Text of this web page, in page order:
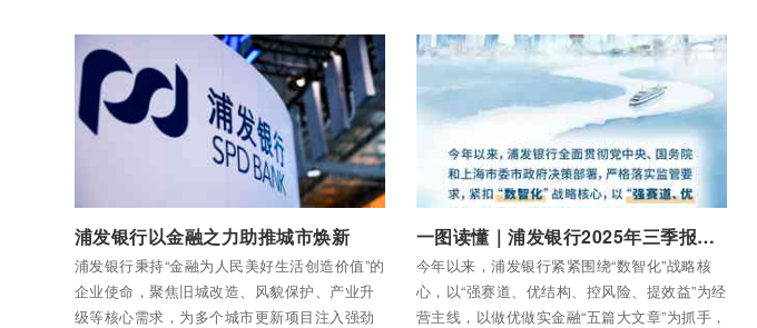
效能、筑牢风控防线，经营发展呈现显著向好
的态势，以一份稳中有进、进中提质的优秀答
卷，彰显了国有金融企业的责任与担当。
以便民、惠民、安民、利民为数字金融发展根
本，让技术创新与人文关怀深度融合，持续以
高质量数字金融服务，切实维护消费者权益、
护航百姓幸福生活，为经济社会高质量发展注
浦发银行以金融之力助推城市焕新
浦发银行秉持“金融为人民美好生活创造价值”的
企业使命，聚焦旧城改造、风貌保护、产业升
级等核心需求，为多个城市更新项目注入强劲
一图读懂｜浦发银行2025年三季报亮点速览
今年以来，浦发银行紧紧围绕“数智化”战略核
心，以“强赛道、优结构、控风险、提效益”为经
营主线，以做优做实金融“五篇大文章”为抓手，